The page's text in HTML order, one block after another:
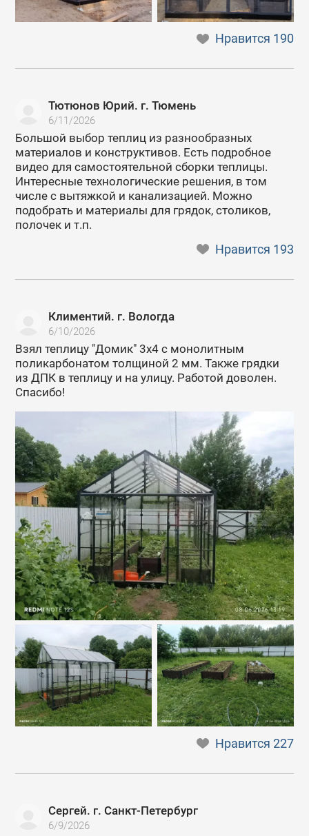
Нравится 190
Тютюнов Юрий. г. Тюмень
6/11/2026
Большой выбор теплиц из разнообразных
материалов и конструктивов. Есть подробное
видео для самостоятельной сборки теплицы.
Интересные технологические решения, в том
числе с вытяжкой и канализацией. Можно
подобрать и материалы для грядок, столиков,
полочек и т.п.
Нравится 193
Климентий. г. Вологда
6/10/2026
Взял теплицу "Домик" 3х4 с монолитным
поликарбонатом толщиной 2 мм. Также грядки
из ДПК в теплицу и на улицу. Работой доволен.
Спасибо!
Нравится227
Сергей. г. Санкт-Петербург
6/9/2026